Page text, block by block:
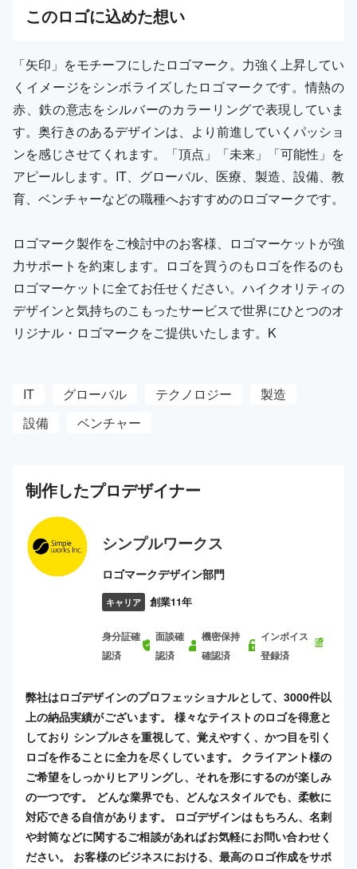
このロゴに込めた想い
「矢印」をモチーフにしたロゴマーク。力強く上昇してい
くイメージをシンボライズしたロゴマークです。情熱の
赤、鉄の意志をシルバーのカラーリングで表現していま
す。奥行きのあるデザインは、より前進していくパッショ
ンを感じさせてくれます。「頂点」「未来」「可能性」を
アピールします。IT、グローバル、医療、製造、設備、教
育、ベンチャーなどの職種へおすすめのロゴマークです。
ロゴマーク製作をご検討中のお客様、ロゴマーケットが強
力サポートを約束します。ロゴを買うのもロゴを作るのも
ロゴマーケットに全てお任せください。ハイクオリティの
デザインと気持ちのこもったサービスで世界にひとつのオ
リジナル・ロゴマークをご提供いたします。K
IT グローバル テクノロジー
製造
設備
ベンチャー
制作したプロデザイナー
シンプルワークス
ロゴマークデザイン部門
キャリア 創業11年
身分証確
認済
面談確
認済
機密保持
確認済
インボイス
登録済
弊社はロゴデザインのプロフェッショナルとして、3000件以
上の納品実績がございます。 様々なテイストのロゴを得意と
しており シンプルさを重視して、覚えやすく、かつ目を引く
ロゴを作ることに全力を尽くしています。 クライアント様の
ご希望をしっかりヒアリングし、それを形にするのが楽しみ
の一つです。 どんな業界でも、どんなスタイルでも、柔軟に
対応できる自信があります。 ロゴデザインはもちろん、名刺
や封筒などに関するご相談があればお気軽にお問い合わせく
ださい。 お客様のビジネスにおける、最高のロゴ作成をサポ